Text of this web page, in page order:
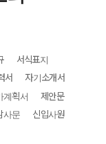
서식표지
서
자기소개서
계획서
제안문
사문 신입사원